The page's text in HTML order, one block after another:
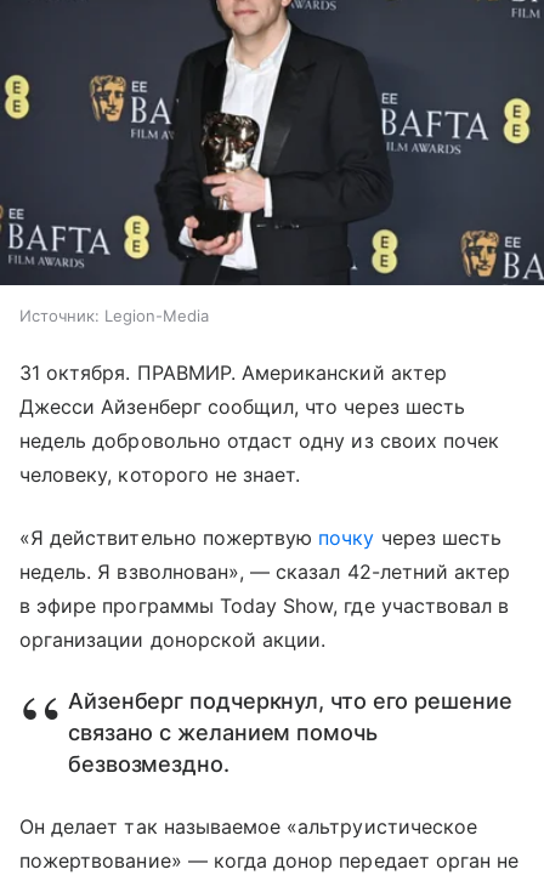
Источник: Legion-Media
31 октября. ПРАВМИР. Американский актер
Джесси Айзенберг сообщил, что через шесть
недель добровольно отдаст одну из своих почек
человеку, которого не знает.
«Я действительно пожертвую почку через шесть
недель. Я взволнован», — сказал 42-летний актер
в эфире программы Today Show, где участвовал в
организации донорской акции.
Айзенберг подчеркнул, что его решение
связано с желанием помочь
безвозмездно.
Он делает так называемое «альтруистическое
пожертвование» — когда донор передает орган не